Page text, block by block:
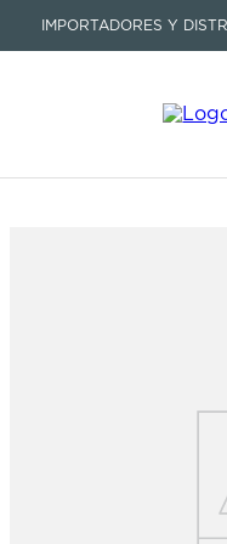
IMPORTADORES Y